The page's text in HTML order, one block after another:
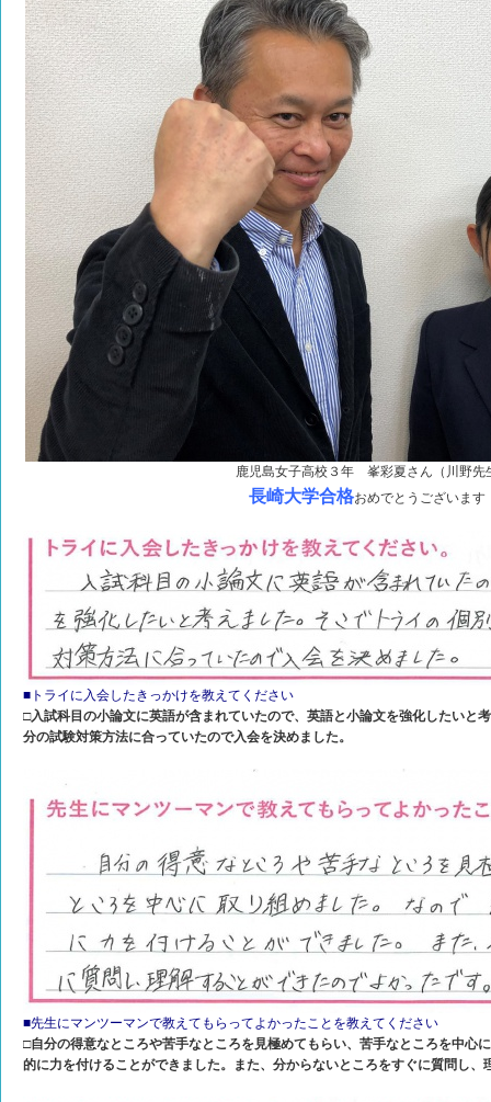
鹿児島女子高校３年 峯彩夏さん（川野先
長崎大学合格おめでとうございます
■トライに入会したきっかけを教えてください
□入試科目の小論文に英語が含まれていたので、英語と小論文を強化したいと
分の試験対策方法に合っていたので入会を決めました。
■先生にマンツーマンで教えてもらってよかったことを教えてください
□自分の得意なところや苦手なところを見極めてもらい、苦手なところを中心
的に力を付けることができました。また、分からないところをすぐに質問し